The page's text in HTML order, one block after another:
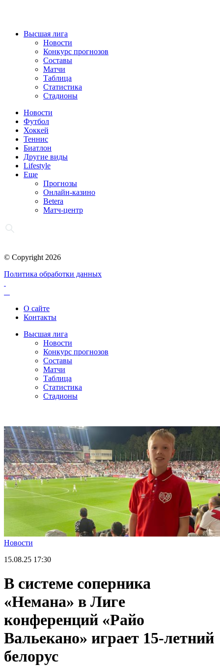
Высшая лига
Новости
Конкурс прогнозов
Составы
Матчи
Таблица
Статистика
Стадионы
Новости
Футбол
Хоккей
Теннис
Биатлон
Другие виды
Lifestyle
Еще
Прогнозы
Онлайн-казино
Betera
Матч-центр
© Copyright 2026
Политика обработки данных
О сайте
Контакты
Высшая лига
Новости
Конкурс прогнозов
Составы
Матчи
Таблица
Статистика
Стадионы
Новости
15.08.25 17:30
В системе соперника
«Немана» в Лиге
конференций «Райо
Вальекано» играет 15-летний
белорус